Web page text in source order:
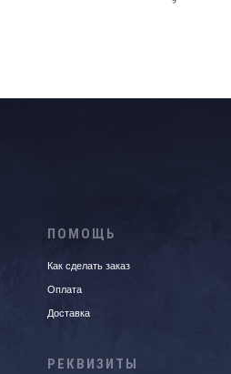
ПОМОЩЬ
Как сделать заказ
Оплата
Доставка
РЕКВИЗИТЫ